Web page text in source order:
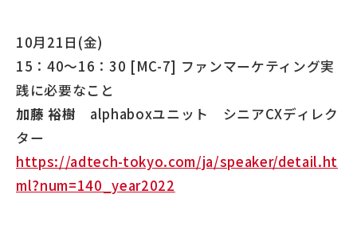
10月21日(金)
15：40～16：30 [MC-7] ファンマーケティング実
践に必要なこと
加藤 裕樹 alphaboxユニット シニアCXディレク
ター
https://adtech-tokyo.com/ja/speaker/detail.ht
ml?num=140_year2022